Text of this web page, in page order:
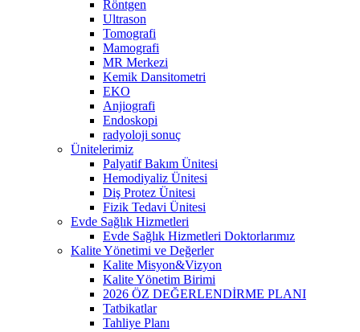
Röntgen
Ultrason
Tomografi
Mamografi
MR Merkezi
Kemik Dansitometri
EKO
Anjiografi
Endoskopi
radyoloji sonuç
Ünitelerimiz
Palyatif Bakım Ünitesi
Hemodiyaliz Ünitesi
Diş Protez Ünitesi
Fizik Tedavi Ünitesi
Evde Sağlık Hizmetleri
Evde Sağlık Hizmetleri Doktorlarımız
Kalite Yönetimi ve Değerler
Kalite Misyon&Vizyon
Kalite Yönetim Birimi
2026 ÖZ DEĞERLENDİRME PLANI
Tatbikatlar
Tahliye Planı